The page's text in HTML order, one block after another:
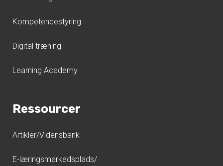
Kompetencestyring
Digital træning
Learning Academy
Ressourcer
Artikler/Vidensbank
E-læringsmarkedsplads/